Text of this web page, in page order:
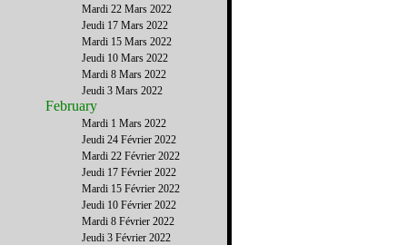
Mardi 22 Mars 2022
Jeudi 17 Mars 2022
Mardi 15 Mars 2022
Jeudi 10 Mars 2022
Mardi 8 Mars 2022
Jeudi 3 Mars 2022
February
Mardi 1 Mars 2022
Jeudi 24 Février 2022
Mardi 22 Février 2022
Jeudi 17 Février 2022
Mardi 15 Février 2022
Jeudi 10 Février 2022
Mardi 8 Février 2022
Jeudi 3 Février 2022